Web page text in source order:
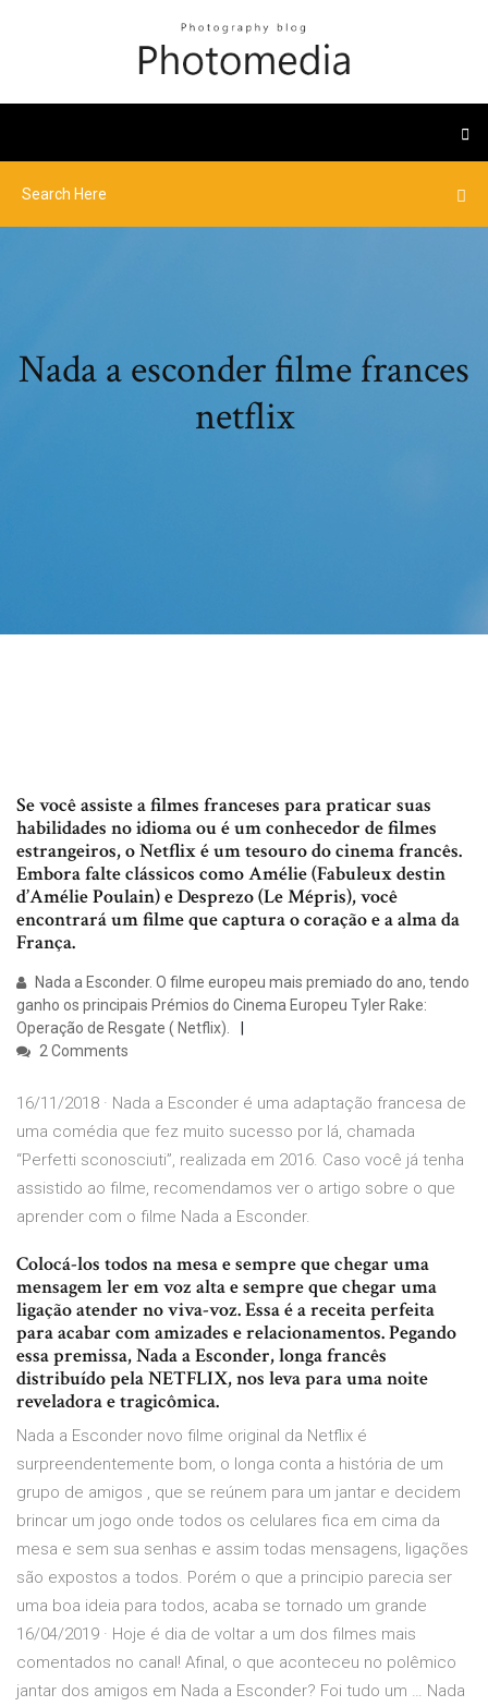
Nada a esconder filme frances
netflix
Se você assiste a filmes franceses para praticar suas
habilidades no idioma ou é um conhecedor de filmes
estrangeiros, o Netflix é um tesouro do cinema francês.
Embora falte clássicos como Amélie (Fabuleux destin
d’Amélie Poulain) e Desprezo (Le Mépris), você
encontrará um filme que captura o coração e a alma da
França.
Nada a Esconder. O filme europeu mais premiado do ano, tendo
ganho os principais Prémios do Cinema Europeu Tyler Rake:
Operação de Resgate ( Netflix).
2 Comments
16/11/2018 · Nada a Esconder é uma adaptação francesa de
uma comédia que fez muito sucesso por lá, chamada
“Perfetti sconosciuti”, realizada em 2016. Caso você já tenha
assistido ao filme, recomendamos ver o artigo sobre o que
aprender com o filme Nada a Esconder.
Colocá-los todos na mesa e sempre que chegar uma
mensagem ler em voz alta e sempre que chegar uma
ligação atender no viva-voz. Essa é a receita perfeita
para acabar com amizades e relacionamentos. Pegando
essa premissa, Nada a Esconder, longa francês
distribuído pela NETFLIX, nos leva para uma noite
reveladora e tragicômica.
Nada a Esconder novo filme original da Netflix é
surpreendentemente bom, o longa conta a história de um
grupo de amigos , que se reúnem para um jantar e decidem
brincar um jogo onde todos os celulares fica em cima da
mesa e sem sua senhas e assim todas mensagens, ligações
são expostos a todos. Porém o que a principio parecia ser
uma boa ideia para todos, acaba se tornado um grande
16/04/2019 · Hoje é dia de voltar a um dos filmes mais
comentados no canal! Afinal, o que aconteceu no polêmico
jantar dos amigos em Nada a Esconder? Foi tudo um … Nada